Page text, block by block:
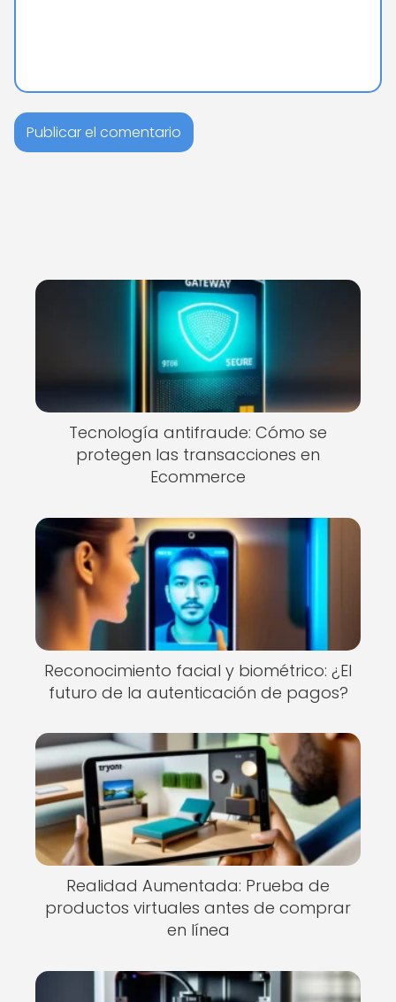
Tecnología antifraude: Cómo se
protegen las transacciones en
Ecommerce
Reconocimiento facial y biométrico: ¿El
futuro de la autenticación de pagos?
Realidad Aumentada: Prueba de
productos virtuales antes de comprar
en línea